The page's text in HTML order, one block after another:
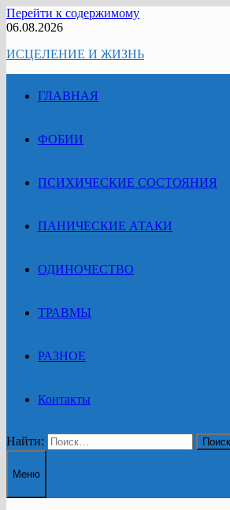
Перейти к содержимому
06.08.2026
ИСЦЕЛЕНИЕ И ЖИЗНЬ
ГЛАВНАЯ
ФОБИИ
ПСИХИЧЕСКИЕ СОСТОЯНИЯ
ПАНИЧЕСКИЕ АТАКИ
ОДИНОЧЕСТВО
ТРАВМЫ
РАЗНОЕ
Контакты
Найти:
Меню